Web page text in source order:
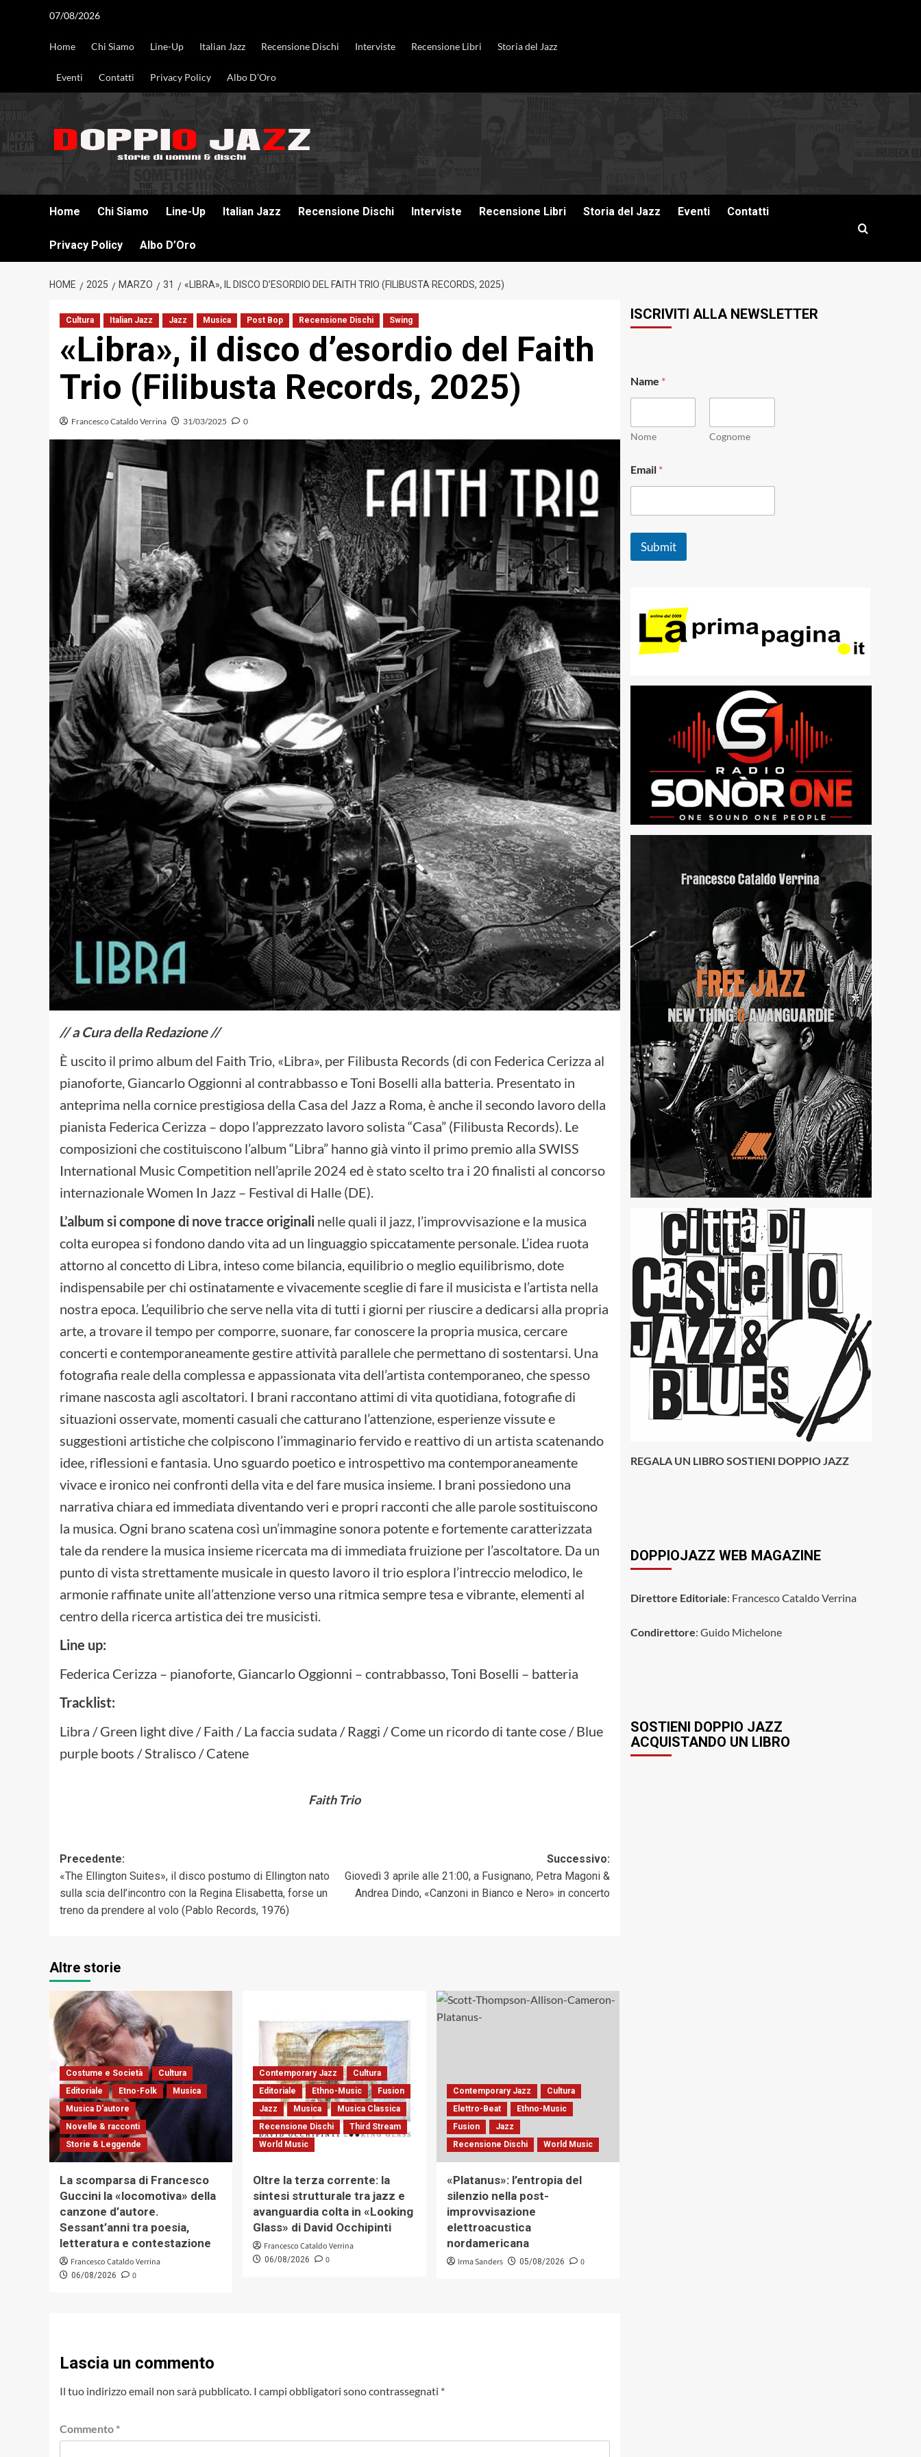
07/08/2026
Home Chi Siamo Line-Up Italian Jazz Recensione Dischi Interviste Recensione Libri Storia del Jazz
Eventi Contatti Privacy Policy Albo D’Oro
Home Chi Siamo Line-Up Italian Jazz Recensione Dischi Interviste Recensione Libri Storia del Jazz Eventi Contatti
Privacy Policy Albo D’Oro
HOME 2025 MARZO 31 «LIBRA», IL DISCO D’ESORDIO DEL FAITH TRIO (FILIBUSTA RECORDS, 2025)
Cultura Italian Jazz Jazz Musica Post Bop Recensione Dischi Swing
«Libra», il disco d’esordio del Faith
Trio (Filibusta Records, 2025)
Francesco Cataldo Verrina 31/03/2025 0
// a Cura della Redazione //
È uscito il primo album del Faith Trio, «Libra», per Filibusta Records (di con Federica Cerizza al
pianoforte, Giancarlo Oggionni al contrabbasso e Toni Boselli alla batteria. Presentato in
anteprima nella cornice prestigiosa della Casa del Jazz a Roma, è anche il secondo lavoro della
pianista Federica Cerizza – dopo l’apprezzato lavoro solista “Casa” (Filibusta Records). Le
composizioni che costituiscono l’album “Libra” hanno già vinto il primo premio alla SWISS
International Music Competition nell’aprile 2024 ed è stato scelto tra i 20 finalisti al concorso
internazionale Women In Jazz – Festival di Halle (DE).
L’album si compone di nove tracce originali nelle quali il jazz, l’improvvisazione e la musica
colta europea si fondono dando vita ad un linguaggio spiccatamente personale. L’idea ruota
attorno al concetto di Libra, inteso come bilancia, equilibrio o meglio equilibrismo, dote
indispensabile per chi ostinatamente e vivacemente sceglie di fare il musicista e l’artista nella
nostra epoca. L’equilibrio che serve nella vita di tutti i giorni per riuscire a dedicarsi alla propria
arte, a trovare il tempo per comporre, suonare, far conoscere la propria musica, cercare
concerti e contemporaneamente gestire attività parallele che permettano di sostentarsi. Una
fotografia reale della complessa e appassionata vita dell’artista contemporaneo, che spesso
rimane nascosta agli ascoltatori. I brani raccontano attimi di vita quotidiana, fotografie di
situazioni osservate, momenti casuali che catturano l’attenzione, esperienze vissute e
suggestioni artistiche che colpiscono l’immaginario fervido e reattivo di un artista scatenando
idee, riflessioni e fantasia. Uno sguardo poetico e introspettivo ma contemporaneamente
vivace e ironico nei confronti della vita e del fare musica insieme. I brani possiedono una
narrativa chiara ed immediata diventando veri e propri racconti che alle parole sostituiscono
la musica. Ogni brano scatena così un’immagine sonora potente e fortemente caratterizzata
tale da rendere la musica insieme ricercata ma di immediata fruizione per l’ascoltatore. Da un
punto di vista strettamente musicale in questo lavoro il trio esplora l’intreccio melodico, le
armonie raffinate unite all’attenzione verso una ritmica sempre tesa e vibrante, elementi al
centro della ricerca artistica dei tre musicisti.
Line up:
Federica Cerizza – pianoforte, Giancarlo Oggionni – contrabbasso, Toni Boselli – batteria
Tracklist:
Libra / Green light dive / Faith / La faccia sudata / Raggi / Come un ricordo di tante cose / Blue
purple boots / Stralisco / Catene
Faith Trio
Navigazione
articolo
Precedente:
«The Ellington Suites», il disco postumo di Ellington nato
sulla scia dell’incontro con la Regina Elisabetta, forse un
treno da prendere al volo (Pablo Records, 1976)
Successivo:
Giovedì 3 aprile alle 21:00, a Fusignano, Petra Magoni &
Andrea Dindo, «Canzoni in Bianco e Nero» in concerto
Altre storie
Costume e Società
Cultura
Editoriale
Etno-Folk
Musica
Musica D'autore
Novelle & racconti
Storie & Leggende
La scomparsa di Francesco
Guccini la «locomotiva» della
canzone d’autore.
Sessant’anni tra poesia,
letteratura e contestazione
Francesco Cataldo Verrina
06/08/2026 0
Contemporary Jazz
Cultura
Editoriale
Ethno-Music
Fusion
Jazz
Musica
Musica Classica
Recensione Dischi
Third Stream
World Music
Oltre la terza corrente: la
sintesi strutturale tra jazz e
avanguardia colta in «Looking
Glass» di David Occhipinti
Francesco Cataldo Verrina
06/08/2026 0
Contemporary Jazz
Cultura
Elettro-Beat
Ethno-Music
Fusion
Jazz
Recensione Dischi
World Music
«Platanus»: l’entropia del
silenzio nella post-
improvvisazione
elettroacustica
nordamericana
Irma Sanders 05/08/2026 0
Lascia un commento
Il tuo indirizzo email non sarà pubblicato. I campi obbligatori sono contrassegnati *
Commento *
ISCRIVITI ALLA NEWSLETTER
Name *
Nome Cognome
E
m
i
N
m
Email *
Submit
REGALA UN LIBRO SOSTIENI DOPPIO JAZZ
DOPPIOJAZZ WEB MAGAZINE
Direttore Editoriale: Francesco Cataldo Verrina
Condirettore: Guido Michelone
SOSTIENI DOPPIO JAZZ
ACQUISTANDO UN LIBRO